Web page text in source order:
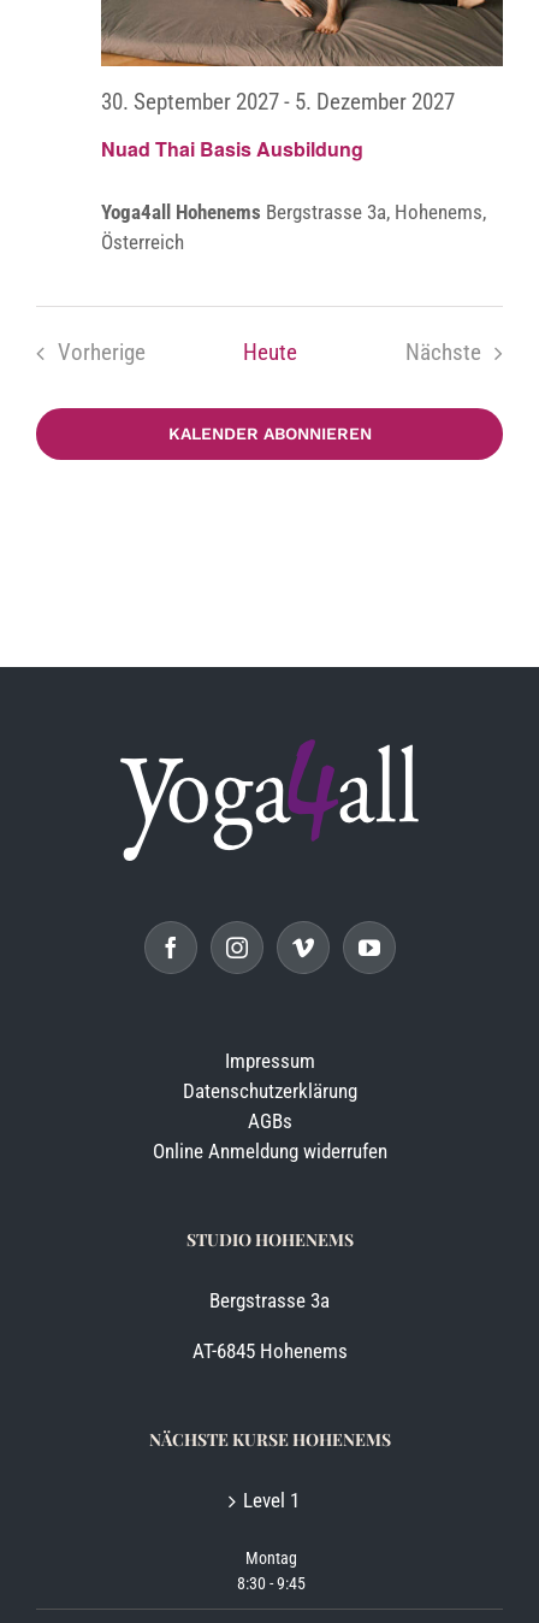
Nuad Thai Basis Ausbildung
30. September 2027- 5. Dezember 2027
Yoga4all Hohenems Bergstrasse 3a, Hohenems,
Österreich
Vorherige
Heute
Nächste
KALENDER ABONNIEREN
Impressum
Datenschutzerklärung
AGBs
Online Anmeldung widerrufen
STUDIO HOHENEMS
Bergstrasse 3a
AT-6845 Hohenems
NÄCHSTE KURSE HOHENEMS
Level 1
Montag
8:30-9:45